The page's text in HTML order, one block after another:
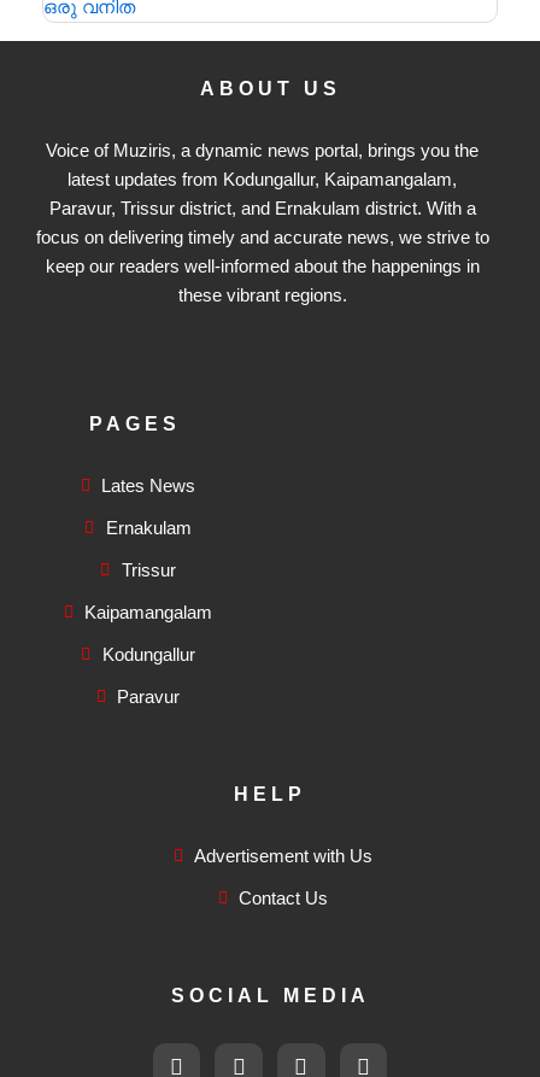
ABOUT US
Voice of Muziris, a dynamic news portal, brings you the
latest updates from Kodungallur, Kaipamangalam,
Paravur, Trissur district, and Ernakulam district. With a
focus on delivering timely and accurate news, we strive to
keep our readers well-informed about the happenings in
these vibrant regions.
PAGES
Lates News
Ernakulam
Trissur
Kaipamangalam
Kodungallur
Paravur
HELP
Advertisement with Us
Contact Us
SOCIAL MEDIA
F
T
I
F